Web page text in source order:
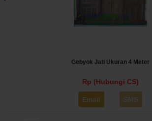
Gebyok Jati Ukuran 4 Meter
Rp (Hubungi CS)
Email SMS